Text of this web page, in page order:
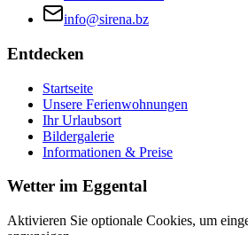
info@sirena.bz
Entdecken
Startseite
Unsere Ferienwohnungen
Ihr Urlaubsort
Bildergalerie
Informationen & Preise
Wetter im Eggental
Aktivieren Sie optionale Cookies, um